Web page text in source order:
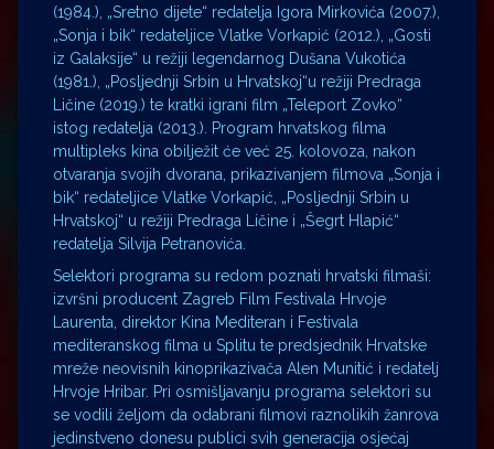
(1984.), „Sretno dijete“ redatelja Igora Mirkovića (2007.),
„Sonja i bik“ redateljice Vlatke Vorkapić (2012.), „Gosti
iz Galaksije“ u režiji legendarnog Dušana Vukotića
(1981.), „Posljednji Srbin u Hrvatskoj“u režiji Predraga
Ličine (2019.) te kratki igrani film „Teleport Zovko“
istog redatelja (2013.). Program hrvatskog filma
multipleks kina obilježit će već 25. kolovoza, nakon
otvaranja svojih dvorana, prikazivanjem filmova „Sonja i
bik“ redateljice Vlatke Vorkapić, „Posljednji Srbin u
Hrvatskoj“ u režiji Predraga Ličine i „Šegrt Hlapić“
redatelja Silvija Petranovića.
Selektori programa su redom poznati hrvatski filmaši:
izvršni producent Zagreb Film Festivala Hrvoje
Laurenta, direktor Kina Mediteran i Festivala
mediteranskog filma u Splitu te predsjednik Hrvatske
mreže neovisnih kinoprikazivača Alen Munitić i redatelj
Hrvoje Hribar. Pri osmišljavanju programa selektori su
se vodili željom da odabrani filmovi raznolikih žanrova
jedinstveno donesu publici svih generacija osjećaj